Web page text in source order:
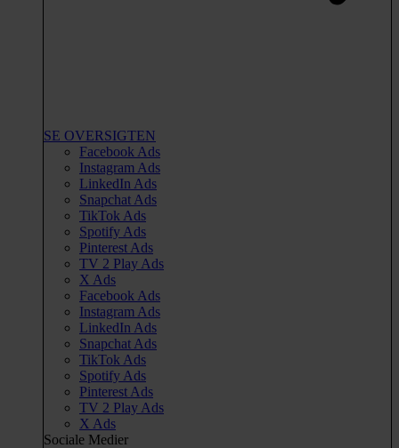
SE OVERSIGTEN
Facebook Ads
Instagram Ads
LinkedIn Ads
Snapchat Ads
TikTok Ads
Spotify Ads
Pinterest Ads
TV 2 Play Ads
X Ads
Facebook Ads
Instagram Ads
LinkedIn Ads
Snapchat Ads
TikTok Ads
Spotify Ads
Pinterest Ads
TV 2 Play Ads
X Ads
Sociale Medier